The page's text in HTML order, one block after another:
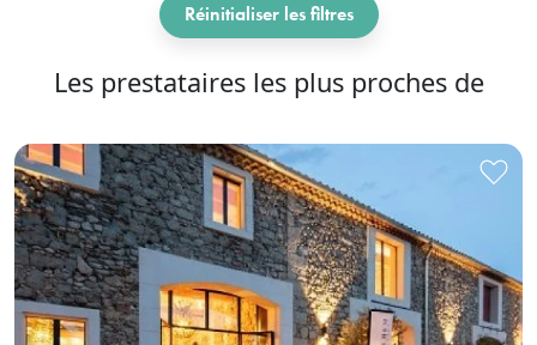
Réinitialiser les filtres
Les prestataires les plus proches de